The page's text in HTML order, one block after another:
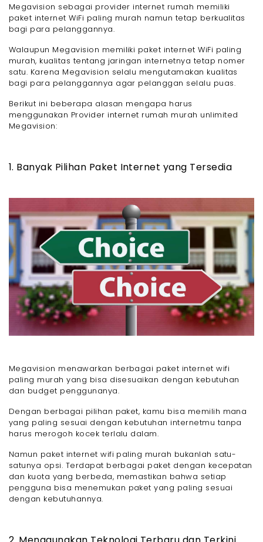
Megavision sebagai provider internet rumah memiliki
paket internet WiFi paling murah namun tetap berkualitas
bagi para pelanggannya.
Walaupun Megavision memiliki paket internet WiFi paling
murah, kualitas tentang jaringan internetnya tetap nomer
satu. Karena Megavision selalu mengutamakan kualitas
bagi para pelanggannya agar pelanggan selalu puas.
Berikut ini beberapa alasan mengapa harus
menggunakan Provider internet rumah murah unlimited
Megavision:
1. Banyak Pilihan Paket Internet yang Tersedia
Megavision menawarkan berbagai paket internet wifi
paling murah yang bisa disesuaikan dengan kebutuhan
dan budget penggunanya.
Dengan berbagai pilihan paket, kamu bisa memilih mana
yang paling sesuai dengan kebutuhan internetmu tanpa
harus merogoh kocek terlalu dalam.
Namun paket internet wifi paling murah bukanlah satu-
satunya opsi. Terdapat berbagai paket dengan kecepatan
dan kuota yang berbeda, memastikan bahwa setiap
pengguna bisa menemukan paket yang paling sesuai
dengan kebutuhannya.